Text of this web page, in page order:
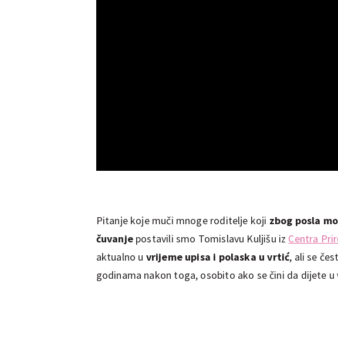
Pitanje koje muči mnoge roditelje koji zbog posla
čuvanjepostavili smo Tomislavu Kuljišu iz Centra
aktualno u vrijeme upisa i polaska u vrtić, ali se
godinama nakon toga, osobito ako se čini da dijete